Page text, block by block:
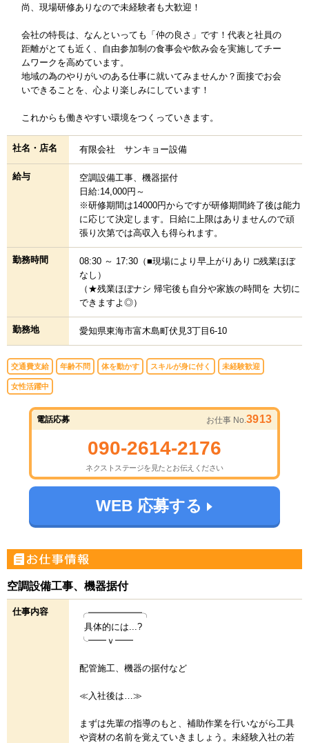
尚、現場研修ありなので未経験者も大歓迎！
会社の特長は、なんといっても「仲の良さ」です！代表と社員の
距離がとても近く、自由参加制の食事会や飲み会を実施してチー
ムワークを高めています。
地域の為のやりがいのある仕事に就いてみませんか？面接でお会
いできることを、心より楽しみにしています！
これからも働きやすい環境をつくっていきます。
社名・店名 有限会社 サンキョー設備
給与
空調設備工事、機器据付
日給:14,000円～
※研修期間は14000円からですが研修期間終了後は能力
に応じて決定します。日給に上限はありませんので頑
張り次第では高収入も得られます。
勤務時間
08:30 ～ 17:30（■現場により早上がりあり □残業ほぼ
なし）
（★残業ほぼナシ 帰宅後も自分や家族の時間を 大切に
できますよ◎）
勤務地 愛知県東海市富木島町伏見3丁目6-10
交通費支給 年齢不問 体を動かす スキルが身に付く 未経験歓迎
女性活躍中
電話応募 お仕事 No.3913
090-2614-2176
ネクストステージを見たとお伝えください
WEB 応募する
空調設備工事、機器据付
仕事内容
╭━━━━━━╮
具体的には...?
╰━━ｖ━━
配管施工、機器の据付など
≪入社後は…≫
まずは先輩の指導のもと、補助作業を行いながら工具
や資材の名前を覚えていきましょう。未経験入社の若